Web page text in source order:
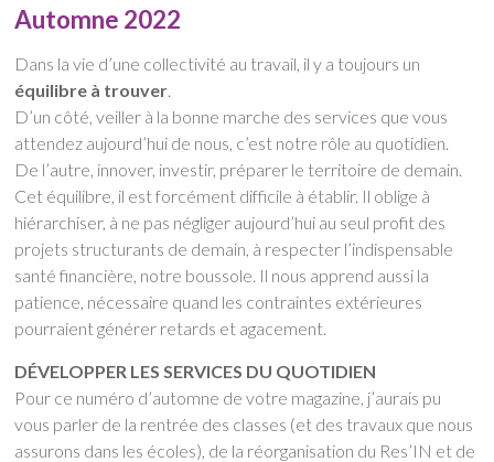
Automne 2022
Dans la vie d’une collectivité au travail, il y a toujours un
équilibre à trouver.
D’un côté, veiller à la bonne marche des services que vous
attendez aujourd’hui de nous, c’est notre rôle au quotidien.
De l’autre, innover, investir, préparer le territoire de demain.
Cet équilibre, il est forcément difficile à établir. Il oblige à
hiérarchiser, à ne pas négliger aujourd’hui au seul profit des
projets structurants de demain, à respecter l’indispensable
santé financière, notre boussole. Il nous apprend aussi la
patience, nécessaire quand les contraintes extérieures
pourraient générer retards et agacement.
DÉVELOPPER LES SERVICES DU QUOTIDIEN
Pour ce numéro d’automne de votre magazine, j’aurais pu
vous parler de la rentrée des classes (et des travaux que nous
assurons dans les écoles), de la réorganisation du Res’IN et de